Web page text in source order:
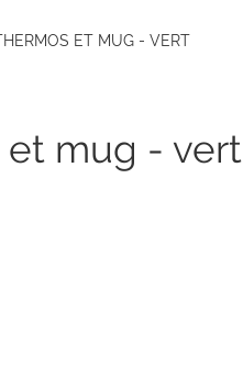
ET MUG - VERT
et mug - vert